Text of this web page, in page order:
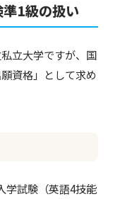
1級の扱い
立大学ですが、国
資格」として求め
学試験（英語4技能